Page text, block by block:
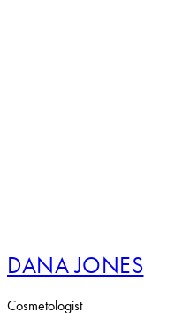
DANA JONES
Cosmetologist